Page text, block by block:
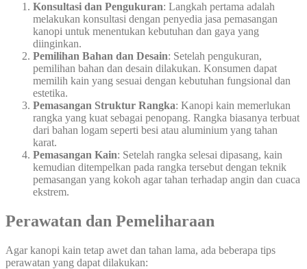
Konsultasi dan Pengukuran: Langkah pertama adalah
melakukan konsultasi dengan penyedia jasa pemasangan
kanopi untuk menentukan kebutuhan dan gaya yang
diinginkan.
Pemilihan Bahan dan Desain: Setelah pengukuran,
pemilihan bahan dan desain dilakukan. Konsumen dapat
memilih kain yang sesuai dengan kebutuhan fungsional dan
estetika.
Pemasangan Struktur Rangka: Kanopi kain memerlukan
rangka yang kuat sebagai penopang. Rangka biasanya terbuat
dari bahan logam seperti besi atau aluminium yang tahan
karat.
Pemasangan Kain: Setelah rangka selesai dipasang, kain
kemudian ditempelkan pada rangka tersebut dengan teknik
pemasangan yang kokoh agar tahan terhadap angin dan cuaca
ekstrem.
Perawatan dan Pemeliharaan
Agar kanopi kain tetap awet dan tahan lama, ada beberapa tips
perawatan yang dapat dilakukan: